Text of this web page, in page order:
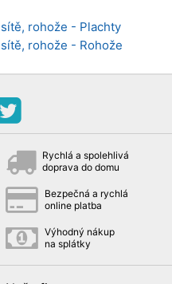
rohože - Plachty
rohože - Rohože
Rychlá a spolehlivá
doprava do domu
Bezpečná a rychlá
online platba
Výhodný nákup
na splátky